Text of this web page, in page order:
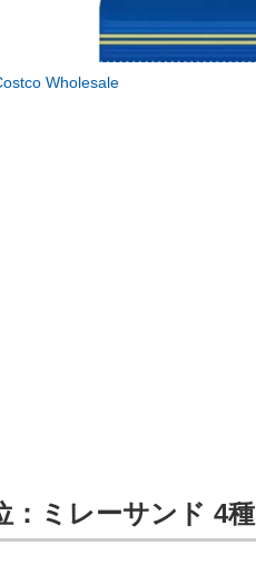
Wholesale
：ミレーサンド 4